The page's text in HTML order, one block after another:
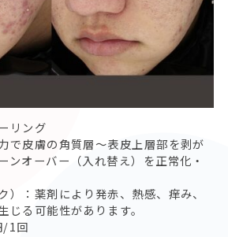
リング
で皮膚の角質層～表皮上層部を剥が
ンオーバー（入れ替え）を正常化・
）： 薬剤により発赤、熱感、痒み、
じる可能性があります。
/1回